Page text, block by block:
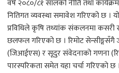
वर्ष २०८०/८१ सालको नीति तथा
नितिगत व्यवस्था समावेश गरिएको छ ।
प्रविधिले कृषि तथ्यांक संकलनमा कसरी
छलफल गरिएको छ । रिमोट सेन्सीङ्गसँगै
(जिआईएस) र सूदुर संवेदनाको गणना
पारस्परिकता समेत यहा चर्चा गरिएको छ ।